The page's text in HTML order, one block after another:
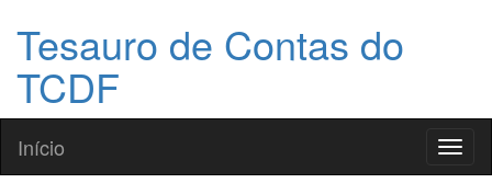
Tesauro de Contas do
TCDF
Início